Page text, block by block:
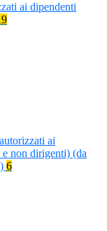
ai dipendenti
ai
non dirigenti) (da
6